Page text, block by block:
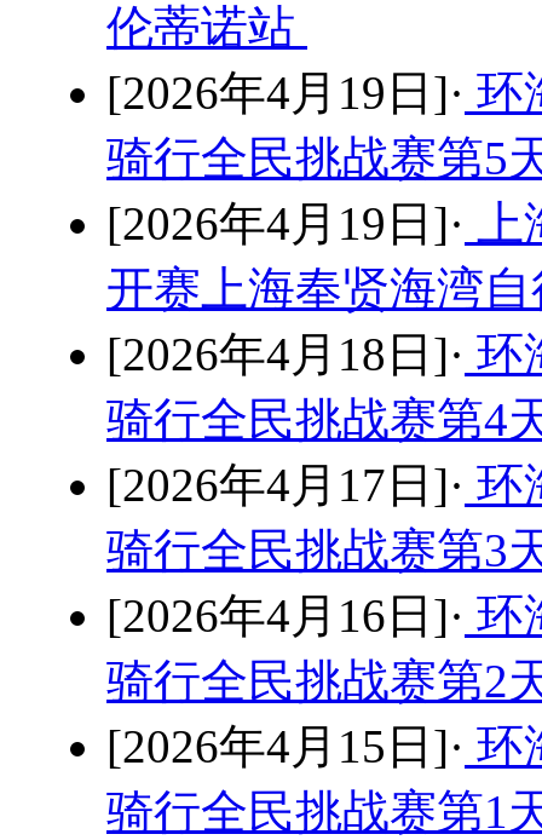
伦蒂诺站
[2026年4月19日]· 环
骑行全民挑战赛第5
[2026年4月19日]·
开赛上海奉贤海湾
[2026年4月18日]· 环
骑行全民挑战赛第4
[2026年4月17日]· 环
骑行全民挑战赛第3
[2026年4月16日]· 环
骑行全民挑战赛第2
[2026年4月15日]· 环
骑行全民挑战赛第1